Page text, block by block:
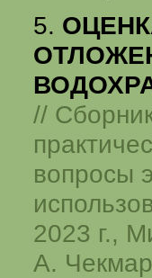
5.
//
вопросы
2023 г.,
А.